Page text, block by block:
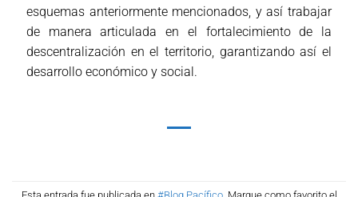
esquemas anteriormente mencionados, y así trabajar
de manera articulada en el fortalecimiento de la
descentralización en el territorio, garantizando así el
desarrollo económico y social.
Esta entrada fue publicada en #Blog Pacífico. Marque como favorito el